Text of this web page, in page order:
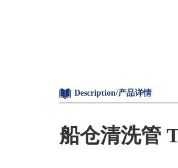
Description/产品详情
船仓清洗管